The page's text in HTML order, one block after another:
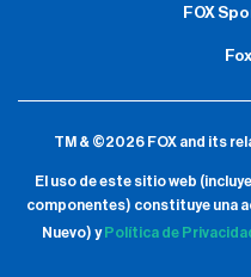
FOX
TM & ©2026 FOX and its
El uso de este sitio web
componentes) constituye una
Nuevo) y Política de